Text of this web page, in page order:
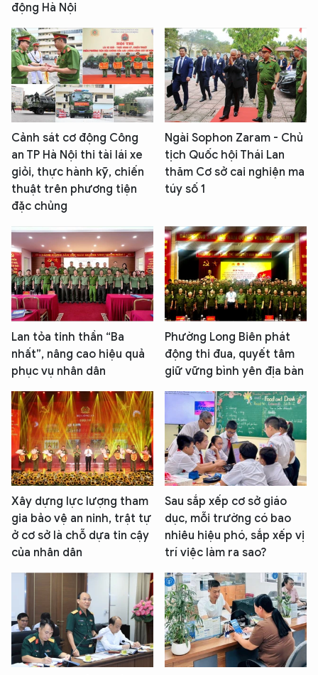
động Hà Nội
Cảnh sát cơ động Công
an TP Hà Nội thi tài lái xe
giỏi, thực hành kỹ, chiến
thuật trên phương tiện
đặc chủng
Ngài Sophon Zaram - Chủ
tịch Quốc hội Thái Lan
thăm Cơ sở cai nghiện ma
túy số 1
Lan tỏa tinh thần “Ba
nhất”, nâng cao hiệu quả
phục vụ nhân dân
Phường Long Biên phát
động thi đua, quyết tâm
giữ vững bình yên địa bàn
Xây dựng lực lượng tham
gia bảo vệ an ninh, trật tự
ở cơ sở là chỗ dựa tin cậy
của nhân dân
Sau sắp xếp cơ sở giáo
dục, mỗi trường có bao
nhiêu hiệu phó, sắp xếp vị
trí việc làm ra sao?
XIN CHÀO,
TÔI LÀ CHATBOT CỦA
Hãy hỏi tôi bất kỳ điều gì bạn cần biết về
An Ninh Thủ Đô nhé. Tôi sẵn sàng hỗ trợ!